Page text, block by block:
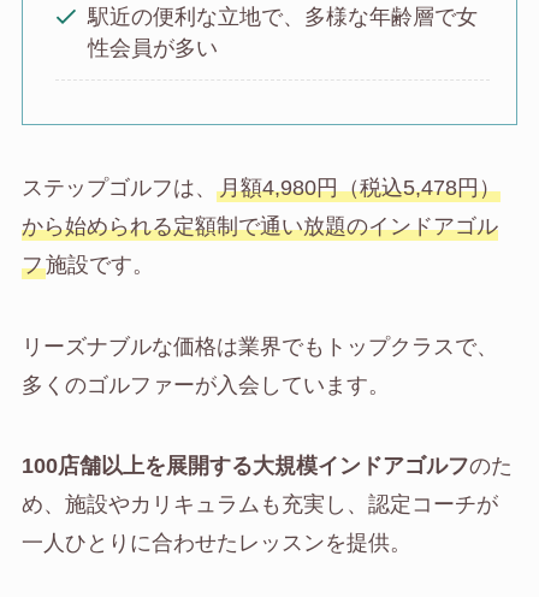
駅近の便利な立地で、多様な年齢層で女
性会員が多い
ステップゴルフは、 月額4,980円（税込5,478円）
から始められる定額制で通い放題のインドアゴル
フ施設です。
リーズナブルな価格は業界でもトップクラスで、
多くのゴルファーが入会しています。
100店舗以上を展開する大規模インドアゴルフのた
め、施設やカリキュラムも充実し、認定コーチが
一人ひとりに合わせたレッスンを提供。